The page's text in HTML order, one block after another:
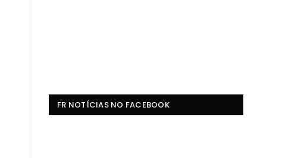
FR NOTÍCIAS NO FACEBOOK